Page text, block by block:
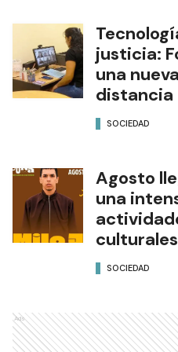
justicia:
una
distancia
SOCIEDAD
Agosto
una
SOCIEDAD
Ads